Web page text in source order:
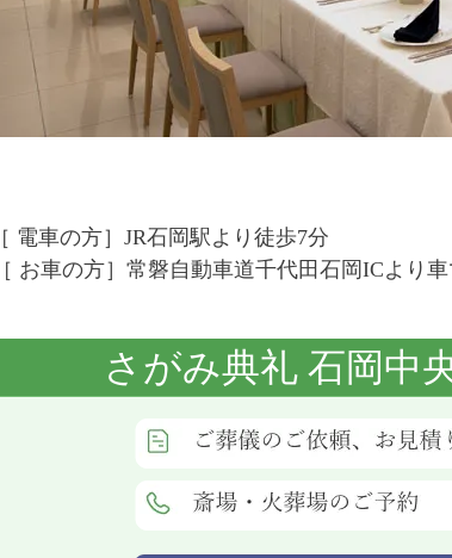
［ 電車の方］JR石岡駅より徒歩7分
［ お車の方］常磐自動車道千代田石岡ICより
さがみ典礼 石岡中